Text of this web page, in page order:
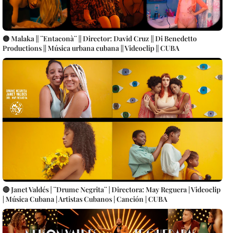
🟡 Malaka || ¨Entaconà¨ || Director: David Cruz || Di Benedetto
Productions || Música urbana cubana || Videoclip || CUBA
🔴 Janet Valdés | ¨Drume Negrita¨ | Directora: May Reguera | Videoclip
| Música Cubana | Artistas Cubanos | Canción | CUBA